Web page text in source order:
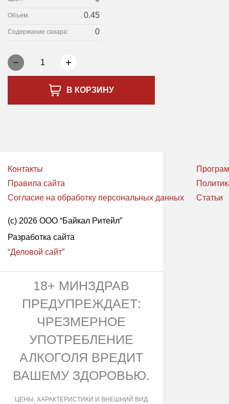
Объем: 0.45
Содержание сахара: 0
1
В КОРЗИНУ
Контакты
Правила сайта
Согласие на обработку персональных данных
Статьи
(с) 2026 ООО “Байкал Ритейл”
Разработка сайта
“Деловой сайт”
18+ МИНЗДРАВ
ПРЕДУПРЕЖДАЕТ:
ЧРЕЗМЕРНОЕ
УПОТРЕБЛЕНИЕ
АЛКОГОЛЯ ВРЕДИТ
ВАШЕМУ ЗДОРОВЬЮ.
ЦЕНЫ, ХАРАКТЕРИСТИКИ И ВНЕШНИЙ ВИД